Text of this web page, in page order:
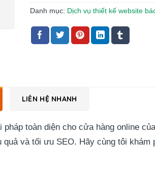
Danh mục: Dịch vụ thiết kế website
LIÊN HỆ NHANH
toàn diện cho cửa hàng online
và tối ưu SEO. Hãy cùng tôi